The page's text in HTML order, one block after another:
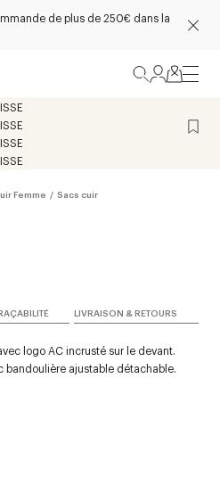
de plus de 250€ dans la
Femme / Sacs cuir
LIVRAISON & RETOURS
logo AC incrusté sur le devant.
bandoulière ajustable détachable.